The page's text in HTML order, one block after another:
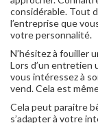
considérable. Tout
l’entreprise que
votre personnalité.
N’hésitez à fouiller
Lors d’un entretien
vous intéressez à
vend. Cela est
Cela peut paraitre
s’adapter à votre